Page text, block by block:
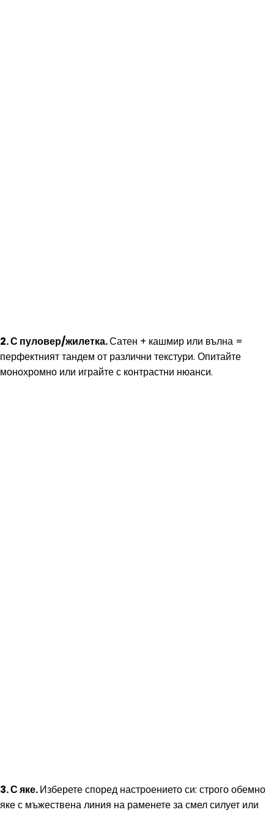
2. С пуловер/жилетка.Сатен + кашмир или вълна =
перфектният тандем от различни текстури. Опитайте
монохромно или играйте с контрастни нюанси.
3. С яке.Изберете според настроението си: строго обемно
яке с мъжествена линия на раменете за смел силует или